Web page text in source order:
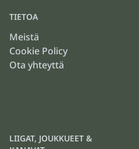
TIETOA
Meistä
Cookie Policy
Ota yhteyttä
LIIGAT, JOUKKUEET &